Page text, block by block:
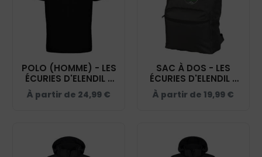
POLO (HOMME) - LES
ÉCURIES D'ELENDIL -
NOIR - BCID1
À partir de 24,99 €
SAC À DOS - LES
ÉCURIES D'ELENDIL -
NOIR - BM903
À partir de 19,99 €